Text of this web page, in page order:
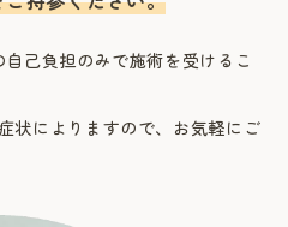
己負担のみで施術を受けるこ
状によりますので、お気軽にご